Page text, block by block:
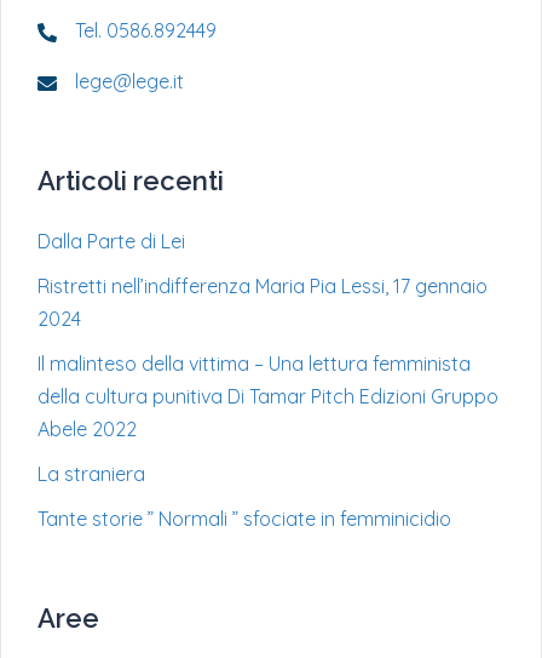
Tel. 0586.892449
lege@lege.it
Articoli recenti
Dalla Parte di Lei
Ristretti nell’indifferenza Maria Pia Lessi, 17 gennaio
2024
Il malinteso della vittima – Una lettura femminista
della cultura punitiva Di Tamar Pitch Edizioni Gruppo
Abele 2022
La straniera
Tante storie ” Normali ” sfociate in femminicidio
Aree